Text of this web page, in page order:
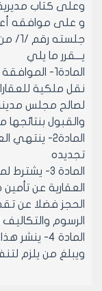
وعلى كتاب مديرية
و على موافقه
جلسته رقم /1/ من دورته العادية السادسة تاريخ 17/11/2014
يـــقرر ما يلي
المادة1-
نقل ملكية
لصالح مجلس
والقبول
تجديده
المادة 3-
العقارية عن
الحجز فضلا عن
الرسوم والتكاليف
المادة 4-
ويبلغ من يلزم